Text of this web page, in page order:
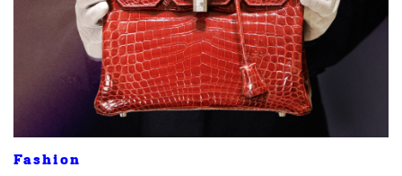
Fashion